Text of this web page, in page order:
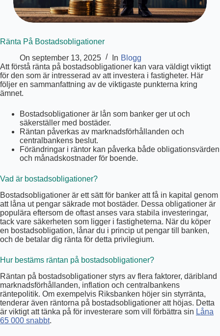
Ränta På Bostadsobligationer
On september 13, 2025 In Blogg
Att förstå ränta på bostadsobligationer kan vara väldigt viktigt
för den som är intresserad av att investera i fastigheter. Här
följer en sammanfattning av de viktigaste punkterna kring
ämnet.
Bostadsobligationer är lån som banker ger ut och
säkerställer med bostäder.
Räntan påverkas av marknadsförhållanden och
centralbankens beslut.
Förändringar i räntor kan påverka både obligationsvärden
och månadskostnader för boende.
Vad är bostadsobligationer?
Bostadsobligationer är ett sätt för banker att få in kapital genom
att låna ut pengar säkrade mot bostäder. Dessa obligationer är
populära eftersom de oftast anses vara stabila investeringar,
tack vare säkerheten som ligger i fastigheterna. När du köper
en bostadsobligation, lånar du i princip ut pengar till banken,
och de betalar dig ränta för detta privilegium.
Hur bestäms räntan på bostadsobligationer?
Räntan på bostadsobligationer styrs av flera faktorer, däribland
marknadsförhållanden, inflation och centralbankens
räntepolitik. Om exempelvis Riksbanken höjer sin styrränta,
tenderar även räntorna på bostadsobligationer att höjas. Detta
är viktigt att tänka på för investerare som vill förbättra sin Låna
65 000 snabbt.